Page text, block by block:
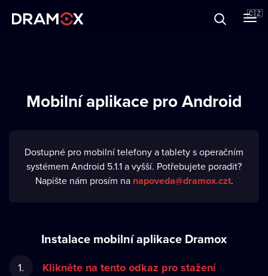
🇨🇿
Mobilní aplikace pro Android
Dostupné pro mobilní telefony a tablety s operačním
systémem Android 5.1.1 a vyšší. Potřebujete poradit?
Napište nám prosím na napoveda@dramox.czt.
Instalace mobilní aplikace Dramox
Klikněte na tento odkaz pro stažení